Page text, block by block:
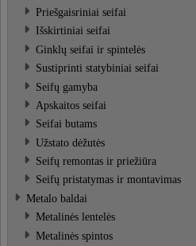
Priešgaisriniai seifai
Išskirtiniai seifai
Ginklų seifai ir spintelės
Sustiprinti statybiniai seifai
Seifų gamyba
Apskaitos seifai
Seifai butams
Užstato dėžutės
Seifų remontas ir priežiūra
Seifų pristatymas ir montavimas
Metalo baldai
Metalinės lentelės
Metalinės spintos